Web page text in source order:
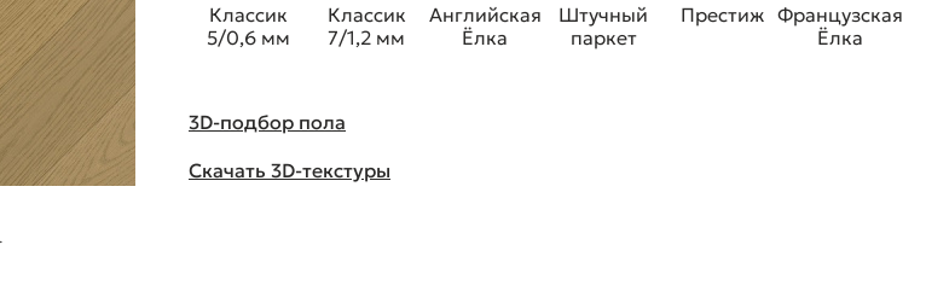
Классик
5/0,6 мм
Классик
7/1,2 мм
Английская
Ёлка
Штучный
паркет
Престиж Французская
Ёлка
3D-подбор пола
Скачать 3D-текстуры